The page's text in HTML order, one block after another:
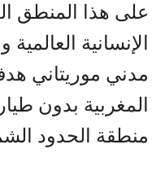
على هذا المنطق
الإنسانية
مدني موريتاني
المغربية بدون
منطقة الحدود